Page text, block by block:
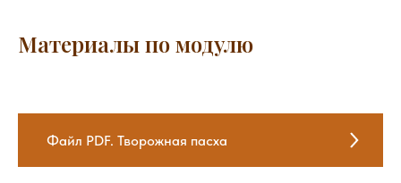
Материалы по модулю
Файл PDF. Творожная пасха